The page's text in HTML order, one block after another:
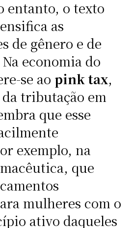
entanto, o texto
as
de gênero e de
economia do
se ao pink tax,
tributação em
que esse
exemplo, na
que
mulheres com o
ativo daqueles